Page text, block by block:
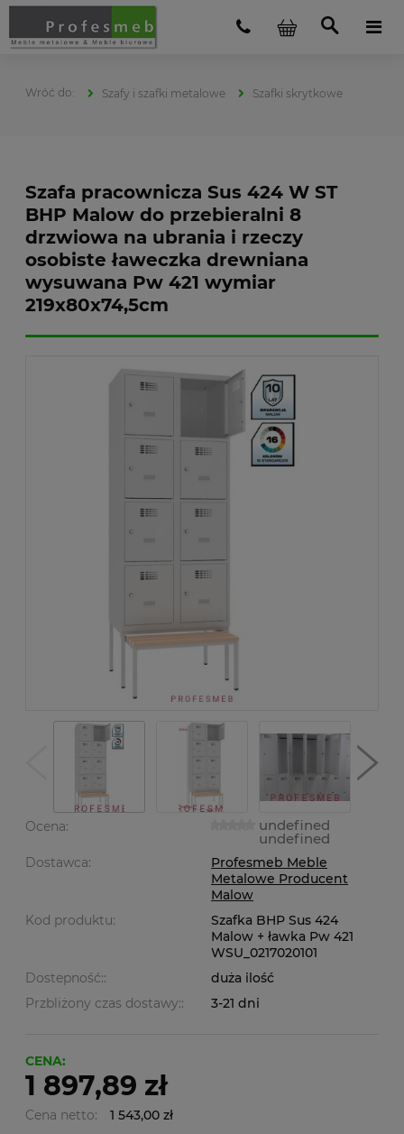
Szafy i szafki metalowe Szafki skrytkowe
Szafa pracownicza Sus 424 W ST
BHP Malow do przebieralni 8
drzwiowa na ubrania i rzeczy
osobiste ławeczka drewniana
wysuwana Pw 421 wymiar
219x80x74,5cm
Ocena: undefined
undefined
Dostawca:
Profesmeb Meble
Metalowe Producent
Malow
Kod produktu:
Szafka BHP Sus 424
Malow + ławka Pw 421
WSU_0217020101
Dostepność::
duża ilość
Przbliżony czas dostawy::
3-21 dni
CENA:
1 897,89 zł
Cena netto: 1 543,00 zł